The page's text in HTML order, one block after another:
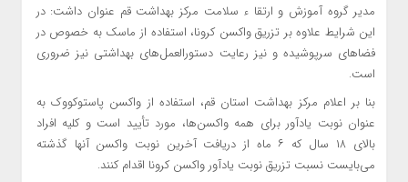
مدیر گروه آموزش و ارتقا ء سلامت مرکز بهداشت قم عنوان داشت: در
این شرایط علاوه بر تزریق واکسن کرونا، استفاده از ماسک به خصوص در
فضاهای سرپوشیده و نیز رعایت دستورالعمل‌های بهداشتی نیز ضروری
است.
بنا بر اعلام مرکز بهداشت استان قم، استفاده از واکسن پاستوکووکبه
عنوان نوبت یادآور برای همه واکسن‌ها، مورد تأیید است و کلیه افراد
بالای ۱۸ سال که ۶ ماه از دریافت آخرین نوبت واکسن آنها گذشته
می‌بایست نسبت تزریق نوبت یادآور واکسن کرونا اقدام کنند.